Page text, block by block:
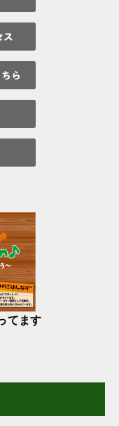
てます